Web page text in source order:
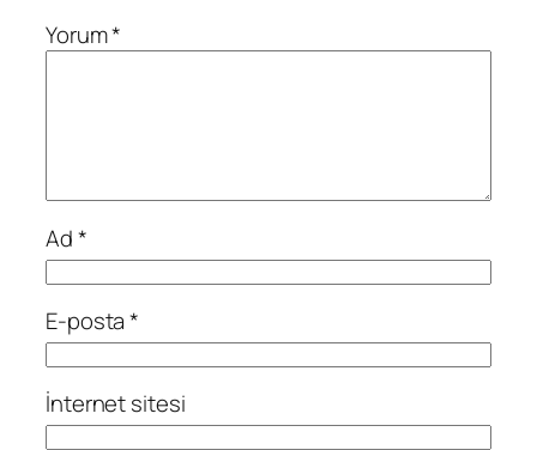
Yorum*
Ad*
E-posta*
İnternet sitesi